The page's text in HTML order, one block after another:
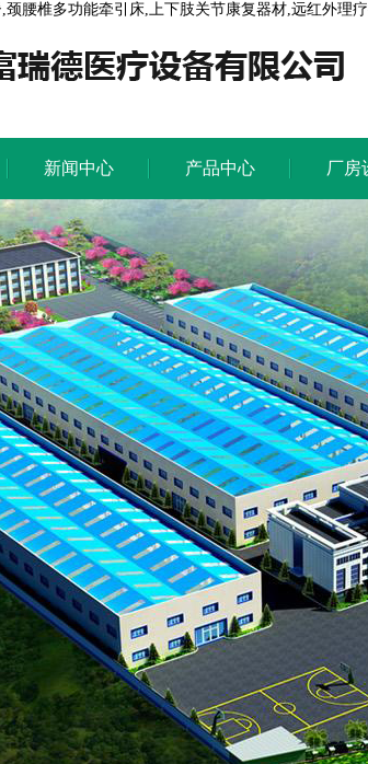
腰椎多功能牵引床,上下肢关节康复器材,远红外理
新闻中心
新闻中心
产品中心
产品中心
厂房
厂房